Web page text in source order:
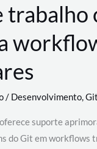
trabalho
/ Desenvolvimento,
suporte
do Git em workflows